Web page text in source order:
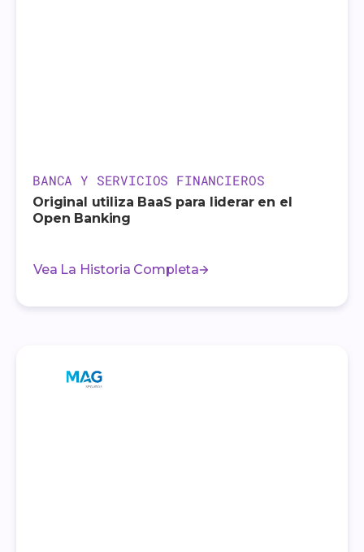
BANCA Y SERVICIOS FINANCIEROS
Original utiliza BaaS para liderar en el
Open Banking
Vea La Historia Completa